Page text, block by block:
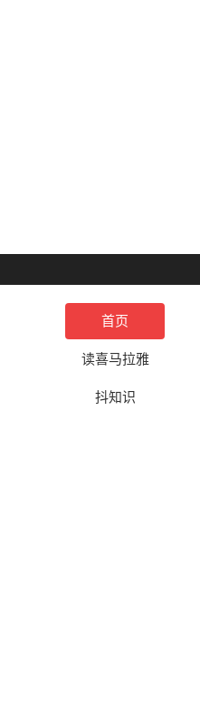
首页
读喜马拉雅
抖知识